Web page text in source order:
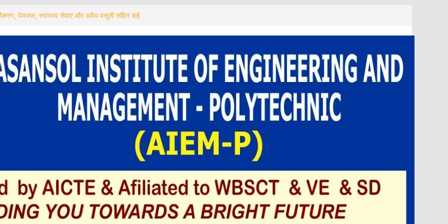
शहर की सफाई का अभियान शुरू पानी चोरी पर
पेयजल, स्वास्थ्य सेवाएं और अवैध वसूली सहित कई
का कड़ा संदेश
Parking की मांग पर एक बार फिर
से इनकार करने पर एंबुलेंस चालक से मारपीट का आरोप
बेबुनियाद
नहीं रुकने दूंगा” : दुर्गेश नागी